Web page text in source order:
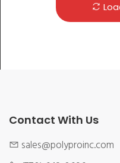
Contact With Us
sales@polyproinc.com